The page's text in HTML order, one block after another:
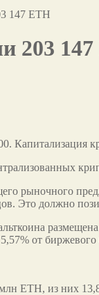
147 ETH
203
рыночного
Это должно
от биржевого
ETH, из них